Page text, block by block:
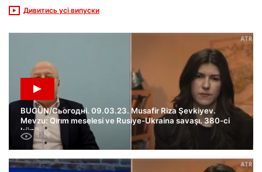
BUGÜN/Сьогодні. 09.03.23. Musafir Riza Şevkiyev.
Mevzu: Qırım meselesi ve Rusiye-Ukraina savaşı. 380-ci
künü.
1306
Дивитись усі випуски